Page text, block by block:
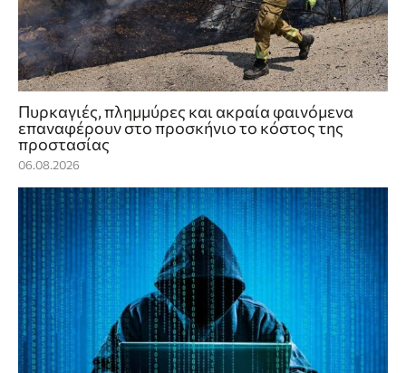
Πυρκαγιές, πλημμύρες και ακραία φαινόμενα
επαναφέρουν στο προσκήνιο το κόστος της
προστασίας
06.08.2026